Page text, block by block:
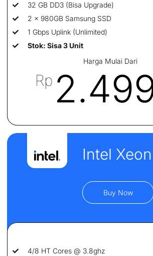
32 GB DD3 (Bisa Upgrade)
2 x 980GB Samsung SSD
1 Gbps Uplink (Unlimited)
Stok: Sisa 3 Unit
Harga Mulai Dari
Rp
Intel Xeon
Buy Now
4/8 HT Cores @ 3.8ghz